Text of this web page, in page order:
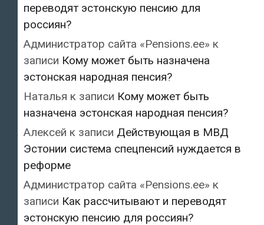
переводят эстонскую пенсию для
россиян?
Администратор сайта «Pensions.ee» к
записи Кому может быть назначена
эстонская народная пенсия?
Наталья к записи Кому может быть
назначена эстонская народная пенсия?
Алексей к записи Действующая в МВД
Эстонии система спецпенсий нуждается в
реформе
Администратор сайта «Pensions.ee» к
записи Как рассчитывают и переводят
эстонскую пенсию для россиян?